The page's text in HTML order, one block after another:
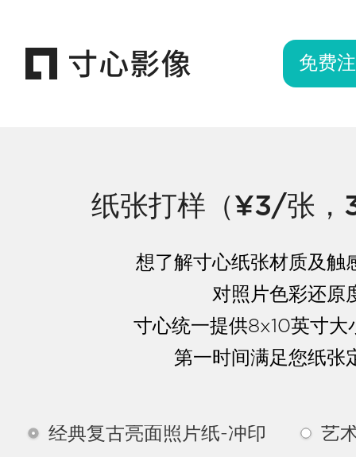
免费
纸张打样（¥3/张，
想了解寸心纸张材质及触
对照片色彩还原
寸心统一提供8x10英寸大
第一时间满足您纸张
经典复古亮面照片纸-冲印 艺